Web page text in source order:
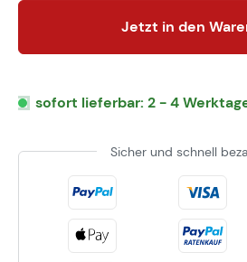
Jetzt in den
sofort lieferbar: 2 - 4
Sicher und schnell